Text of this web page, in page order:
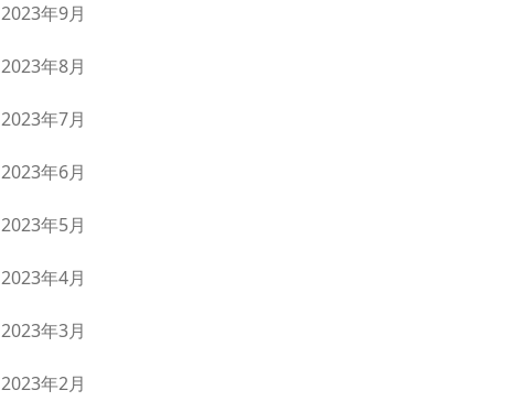
2023年9月
2023年8月
2023年7月
2023年6月
2023年5月
2023年4月
2023年3月
2023年2月